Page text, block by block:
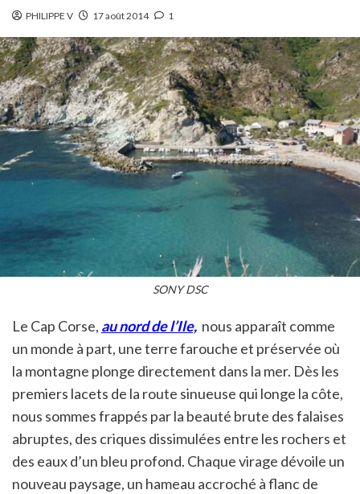
PHILIPPE V 17 août 2014 1
SONY DSC
Le Cap Corse, au nord de l’Ile, nous apparaît comme
un monde à part, une terre farouche et préservée où
la montagne plonge directement dans la mer. Dès les
premiers lacets de la route sinueuse qui longe la côte,
nous sommes frappés par la beauté brute des falaises
abruptes, des criques dissimulées entre les rochers et
des eaux d’un bleu profond. Chaque virage dévoile un
nouveau paysage, un hameau accroché à flanc de